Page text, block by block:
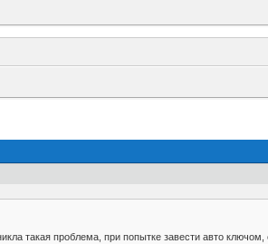
такая проблема, при попытке завести авто